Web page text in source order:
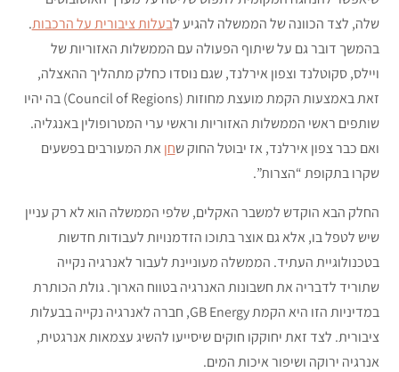
שלה, לצד הכוונה של הממשלה להגיע לבעלות ציבורית על הרכבות.
בהמשך דובר גם על שיתוף הפעולה עם הממשלות האזוריות של
ויילס, סקוטלנד וצפון אירלנד, שגם נוסדו כחלק מתהליך ההאצלה,
זאת באמצעות הקמת מועצת מחוזות (Council of Regions) בה יהיו
שותפים ראשי הממשלות האזוריות וראשי ערי המטרופולין באנגליה.
ואם כבר צפון אירלנד, אז יבוטל החוק שחן את המעורבים בפשעים
שקרו בתקופת “הצרות”.
החלק הבא הוקדש למשבר האקלים, שלפי הממשלה הוא לא רק עניין
שיש לטפל בו, אלא גם אוצר בתוכו הזדמנויות לעבודות חדשות
בטכנולוגיית העתיד. הממשלה מעוניינת לעבור לאנרגיה נקייה
שתוריד לדבריה את חשבונות האנרגיה בטווח הארוך. גולת הכותרת
במדיניות הזו היא הקמת GB Energy, חברה לאנרגיה נקייה בבעלות
ציבורית. לצד זאת יחוקקו חוקים שיסייעו להשיג עצמאות אנרגטית,
אנרגיה ירוקה ושיפור איכות המים.